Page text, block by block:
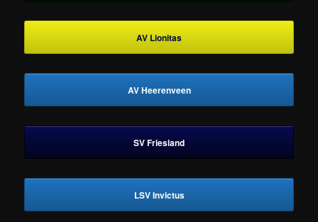
AV Lionitas
AV Heerenveen
SV Friesland
LSV Invictus